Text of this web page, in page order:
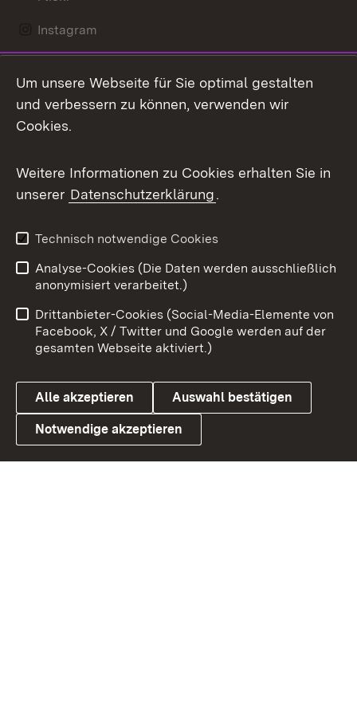
Instagram
Mastodon
Messenger
Social Wall
X / Twitter
Youtube
Link zum Landesportal
Benutzungshinweise
Barrierefreiheit
Datenschutz
Cookies
Um unsere Webseite für Sie optimal gestalten
und verbessern zu können, verwenden wir
Cookies.
Weitere Informationen zu Cookies erhalten Sie in
unserer Datenschutzerklärung.
Technisch notwendige Cookies
Analyse-Cookies (Die Daten werden ausschließlich
anonymisiert verarbeitet.)
Drittanbieter-Cookies (Social-Media-Elemente von
Facebook, X / Twitter und Google werden auf der
gesamten Webseite aktiviert.)
Alle akzeptieren Auswahl bestätigen
Notwendige akzeptieren